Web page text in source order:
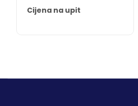
Cijena na upit